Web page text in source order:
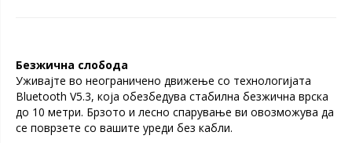
Безжична слобода
Уживајте во неограничено движење со технологијата
Bluetooth V5.3, која обезбедува стабилна безжична врска
до 10 метри. Брзото и лесно спарување ви овозможува да
се поврзете со вашите уреди без кабли.